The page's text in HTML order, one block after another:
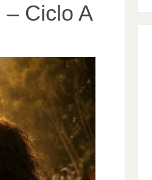
Ciclo A